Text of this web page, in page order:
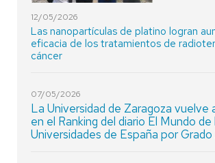
12/05/2026
Las nanopartículas de platino logran
eficacia de los tratamientos de
cáncer
07/05/2026
La Universidad de Zaragoza vuelve
en el Ranking del diario El Mundo
Universidades de España por